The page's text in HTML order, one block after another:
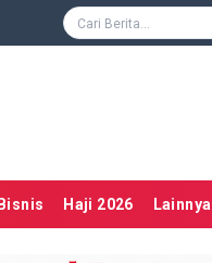
Haji 2026 Lainnya